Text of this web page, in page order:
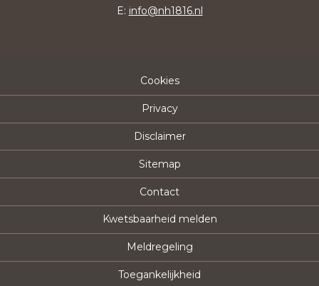
E: info@nh1816.nl
Cookies
Privacy
Disclaimer
Sitemap
Contact
Kwetsbaarheid melden
Meldregeling
Toegankelijkheid